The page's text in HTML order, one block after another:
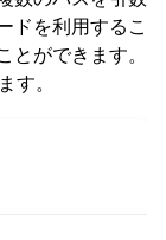
ドを利用するこ
ができます。
す。